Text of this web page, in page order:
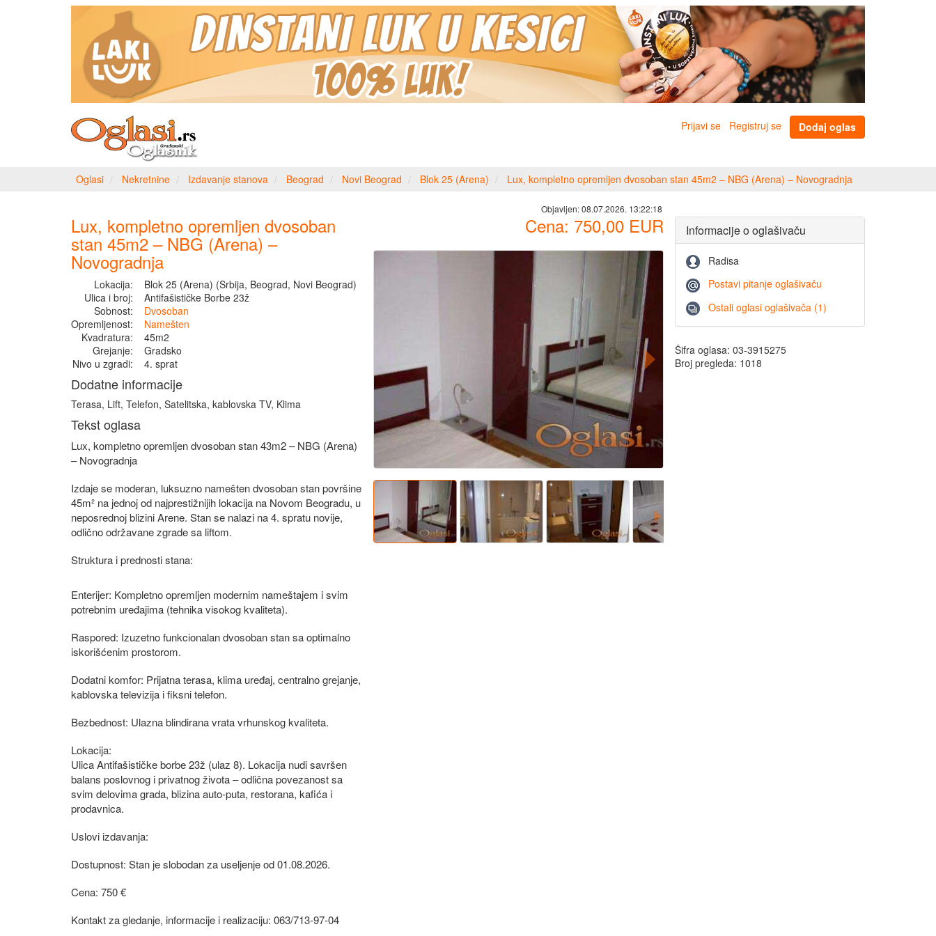
Prijavi se Registruj se Dodaj oglas
Oglasi Nekretnine Izdavanje stanova Beograd Novi Beograd Blok 25 (Arena) Lux, kompletno opremljen dvosoban stan 45m2 – NBG (Arena) – Novogradnja
Lux, kompletno opremljen dvosoban
stan 45m2 – NBG (Arena) –
Novogradnja
Lokacija:
Blok 25 (Arena) (Srbija, Beograd, Novi Beograd)
Ulica i broj:
Antifašističke Borbe 23ž
Sobnost:
Dvosoban
Opremljenost:
Namešten
Kvadratura:
45m2
Grejanje:
Gradsko
Nivo u zgradi:
4. sprat
Dodatne informacije
Terasa, Lift, Telefon, Satelitska, kablovska TV, Klima
Tekst oglasa
Lux, kompletno opremljen dvosoban stan 43m2 – NBG (Arena)
– Novogradnja
Izdaje se moderan, luksuzno namešten dvosoban stan površine
45m² na jednoj od najprestižnijih lokacija na Novom Beogradu, u
neposrednoj blizini Arene. Stan se nalazi na 4. spratu novije,
odlično održavane zgrade sa liftom.
Struktura i prednosti stana:
Enterijer: Kompletno opremljen modernim nameštajem i svim
potrebnim uređajima (tehnika visokog kvaliteta).
Raspored: Izuzetno funkcionalan dvosoban stan sa optimalno
iskorišćenim prostorom.
Dodatni komfor: Prijatna terasa, klima uređaj, centralno grejanje,
kablovska televizija i fiksni telefon.
Bezbednost: Ulazna blindirana vrata vrhunskog kvaliteta.
Lokacija:
Ulica Antifašističke borbe 23ž (ulaz 8). Lokacija nudi savršen
balans poslovnog i privatnog života – odlična povezanost sa
svim delovima grada, blizina auto-puta, restorana, kafića i
prodavnica.
Uslovi izdavanja:
Dostupnost: Stan je slobodan za useljenje od 01.08.2026.
Cena: 750 €
Kontakt za gledanje, informacije i realizaciju: 063/713-97-04
Objavljen:08.07.2026. 13:22:18
Cena: 750,00 EUR Informacije o oglašivaču
Radisa
Postavi pitanje oglašivaču
Ostali oglasi oglašivača (1)
Šifra oglasa: 03-3915275
Broj pregleda: 1018